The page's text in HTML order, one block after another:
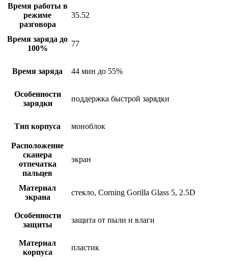
Время работы в
режиме
разговора
35.52
Время заряда до
100%
77
Время заряда 44 мин до 55%
Особенности
зарядки
поддержка быстрой зарядки
Тип корпуса моноблок
Расположение
сканера
отпечатка
пальцев
экран
Материал
экрана
стекло, Corning Gorilla Glass 5, 2.5D
Особенности
защиты
защита от пыли и влаги
Материал
корпуса
пластик